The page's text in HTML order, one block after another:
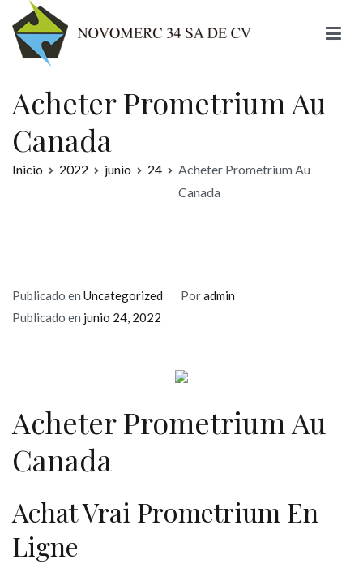
contenido
Acheter Prometrium Au
Canada
Inicio 2022 junio 24
Acheter Prometrium Au
Canada
Publicado en Uncategorized Poradmin
Publicado en junio 24, 2022
Acheter Prometrium Au
Canada
Achat Vrai Prometrium En
Ligne